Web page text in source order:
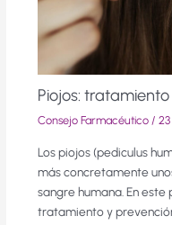
Piojos:
Consejo Farmacéutico/
Los piojos (pediculus
más concretamente
sangre humana. En
tratamiento y